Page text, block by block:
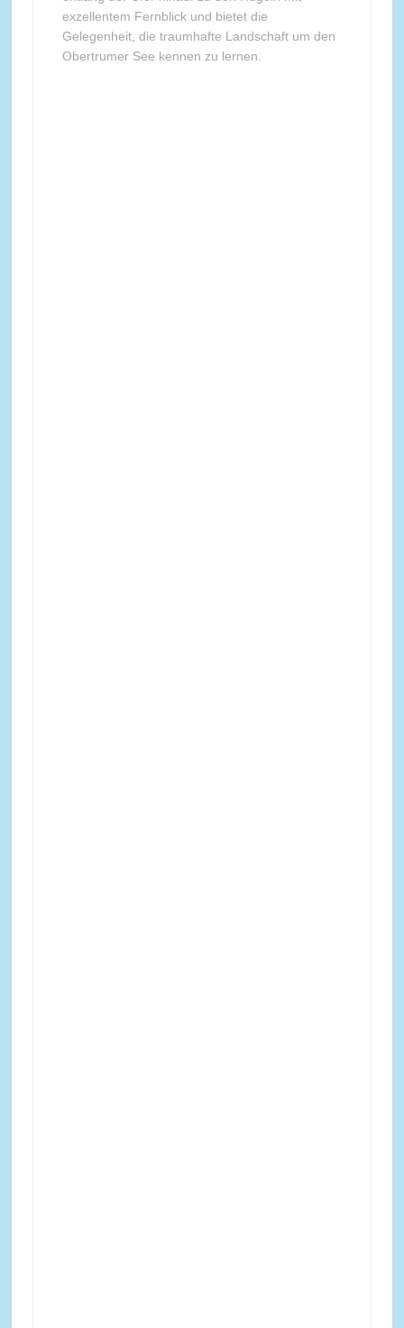
exzellentem Fernblick und bietet die
Gelegenheit, die traumhafte Landschaft um den
Obertrumer See kennen zu lernen.